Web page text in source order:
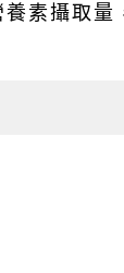
素攝取量